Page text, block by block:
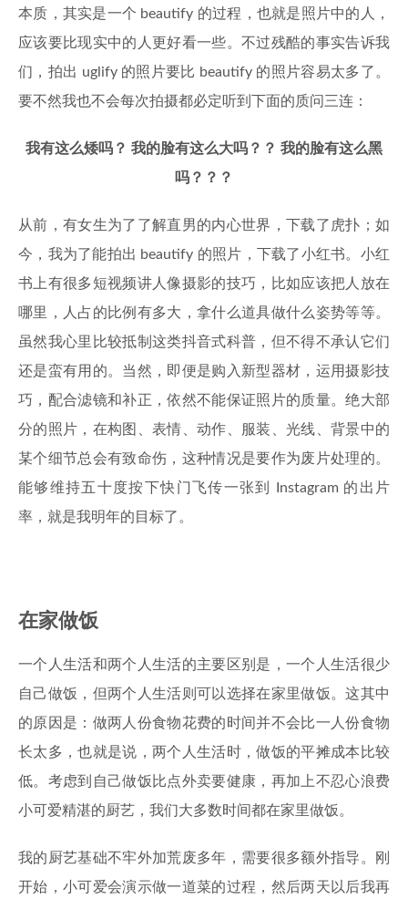
本质，其实是一个 beautify 的过程，也就是照片中的人，
应该要比现实中的人更好看一些。不过残酷的事实告诉我
们，拍出 uglify 的照片要比 beautify 的照片容易太多了。
要不然我也不会每次拍摄都必定听到下面的质问三连：
我有这么矮吗？ 我的脸有这么大吗？？ 我的脸有这么黑
吗？？？
从前，有女生为了了解直男的内心世界，下载了虎扑；如
今，我为了能拍出 beautify 的照片，下载了小红书。小红
书上有很多短视频讲人像摄影的技巧，比如应该把人放在
哪里，人占的比例有多大，拿什么道具做什么姿势等等。
虽然我心里比较抵制这类抖音式科普，但不得不承认它们
还是蛮有用的。当然，即便是购入新型器材，运用摄影技
巧，配合滤镜和补正，依然不能保证照片的质量。绝大部
分的照片，在构图、表情、动作、服装、光线、背景中的
某个细节总会有致命伤，这种情况是要作为废片处理的。
能够维持五十度按下快门飞传一张到 Instagram 的出片
率，就是我明年的目标了。
在家做饭
一个人生活和两个人生活的主要区别是，一个人生活很少
自己做饭，但两个人生活则可以选择在家里做饭。这其中
的原因是：做两人份食物花费的时间并不会比一人份食物
长太多，也就是说，两个人生活时，做饭的平摊成本比较
低。考虑到自己做饭比点外卖要健康，再加上不忍心浪费
小可爱精湛的厨艺，我们大多数时间都在家里做饭。
我的厨艺基础不牢外加荒废多年，需要很多额外指导。刚
开始，小可爱会演示做一道菜的过程，然后两天以后我再